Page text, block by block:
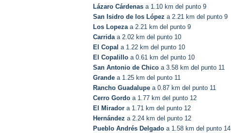
Lázaro Cárdenas a 1.10 km del punto 9
San Isidro de los López a 2.21 km del punto 9
Los Lopezaa 2.21 km del punto 9
Carridaa 2.02 km del punto 10
El Copal a 1.22 km del punto 10
El Copalillo a 0.61 km del punto 10
San Antonio de Chico a 3.58 km del punto 11
Grande a 1.25 km del punto 11
Rancho Guadalupe a 0.87 km del punto 11
Cerro Gordo a 1.77 km del punto 12
El Mirador a 1.71 km del punto 12
Hernández a 2.24 km del punto 12
Pueblo Andrés Delgado a 1.58 km del punto 14